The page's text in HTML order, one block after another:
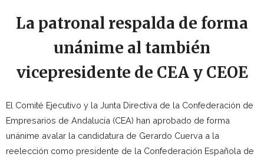
La patronal respalda de forma
unánime al también
vicepresidente de CEA y CEOE
El Comité Ejecutivo y la Junta Directiva de la Confederación de
Empresarios de Andalucía (CEA) han aprobado de forma
unánime avalar la candidatura de Gerardo Cuerva a la
reelección como presidente de la Confederación Española de